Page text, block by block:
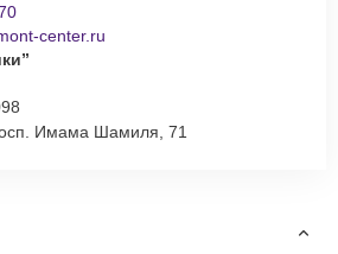
Имама Шамиля, 71
center.ru